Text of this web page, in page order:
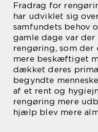
Fradrag for
har udviklet sig
samfundets behov
gamle dage var
rengøring, som der
mere beskæftiget
dækket deres
begyndte
af et rent og
rengøring mere
hjælp blev mere